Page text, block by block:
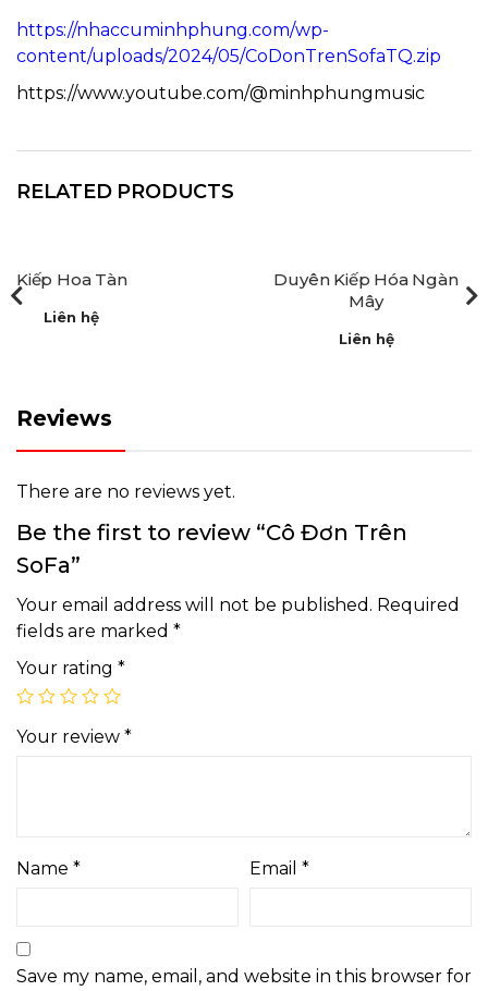
https://nhaccuminhphung.com/wp-
content/uploads/2024/05/CoDonTrenSofaTQ.zip
https://www.youtube.com/@minhphungmusic
RELATED PRODUCTS
Kiếp Hoa Tàn
Liên hệ
Duyên Kiếp Hóa Ngàn
Mây
Liên hệ
Reviews
There are no reviews yet.
Be the first to review “Cô Đơn Trên
SoFa”
Your email address will not be published. Required
fields are marked *
Your rating *
Your review *
Name * Email *
Save my name, email, and website in this browser for